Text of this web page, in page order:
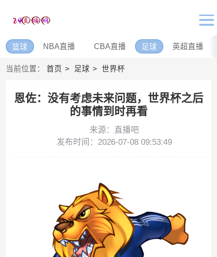
篮球 NBA直播 CBA直播 足球 英超直播
当前位置： 首页 足球 世界杯
恩佐：没有考虑未来问题，世界杯之后
的事情到时再看
来源：直播吧
发布时间：2026-07-08 09:53:49